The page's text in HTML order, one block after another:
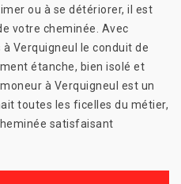
ou à se détériorer, il est
votre cheminée. Avec
Verquigneul le conduit de
étanche, bien isolé et
à Verquigneul est un
toutes les ficelles du métier,
satisfaisant